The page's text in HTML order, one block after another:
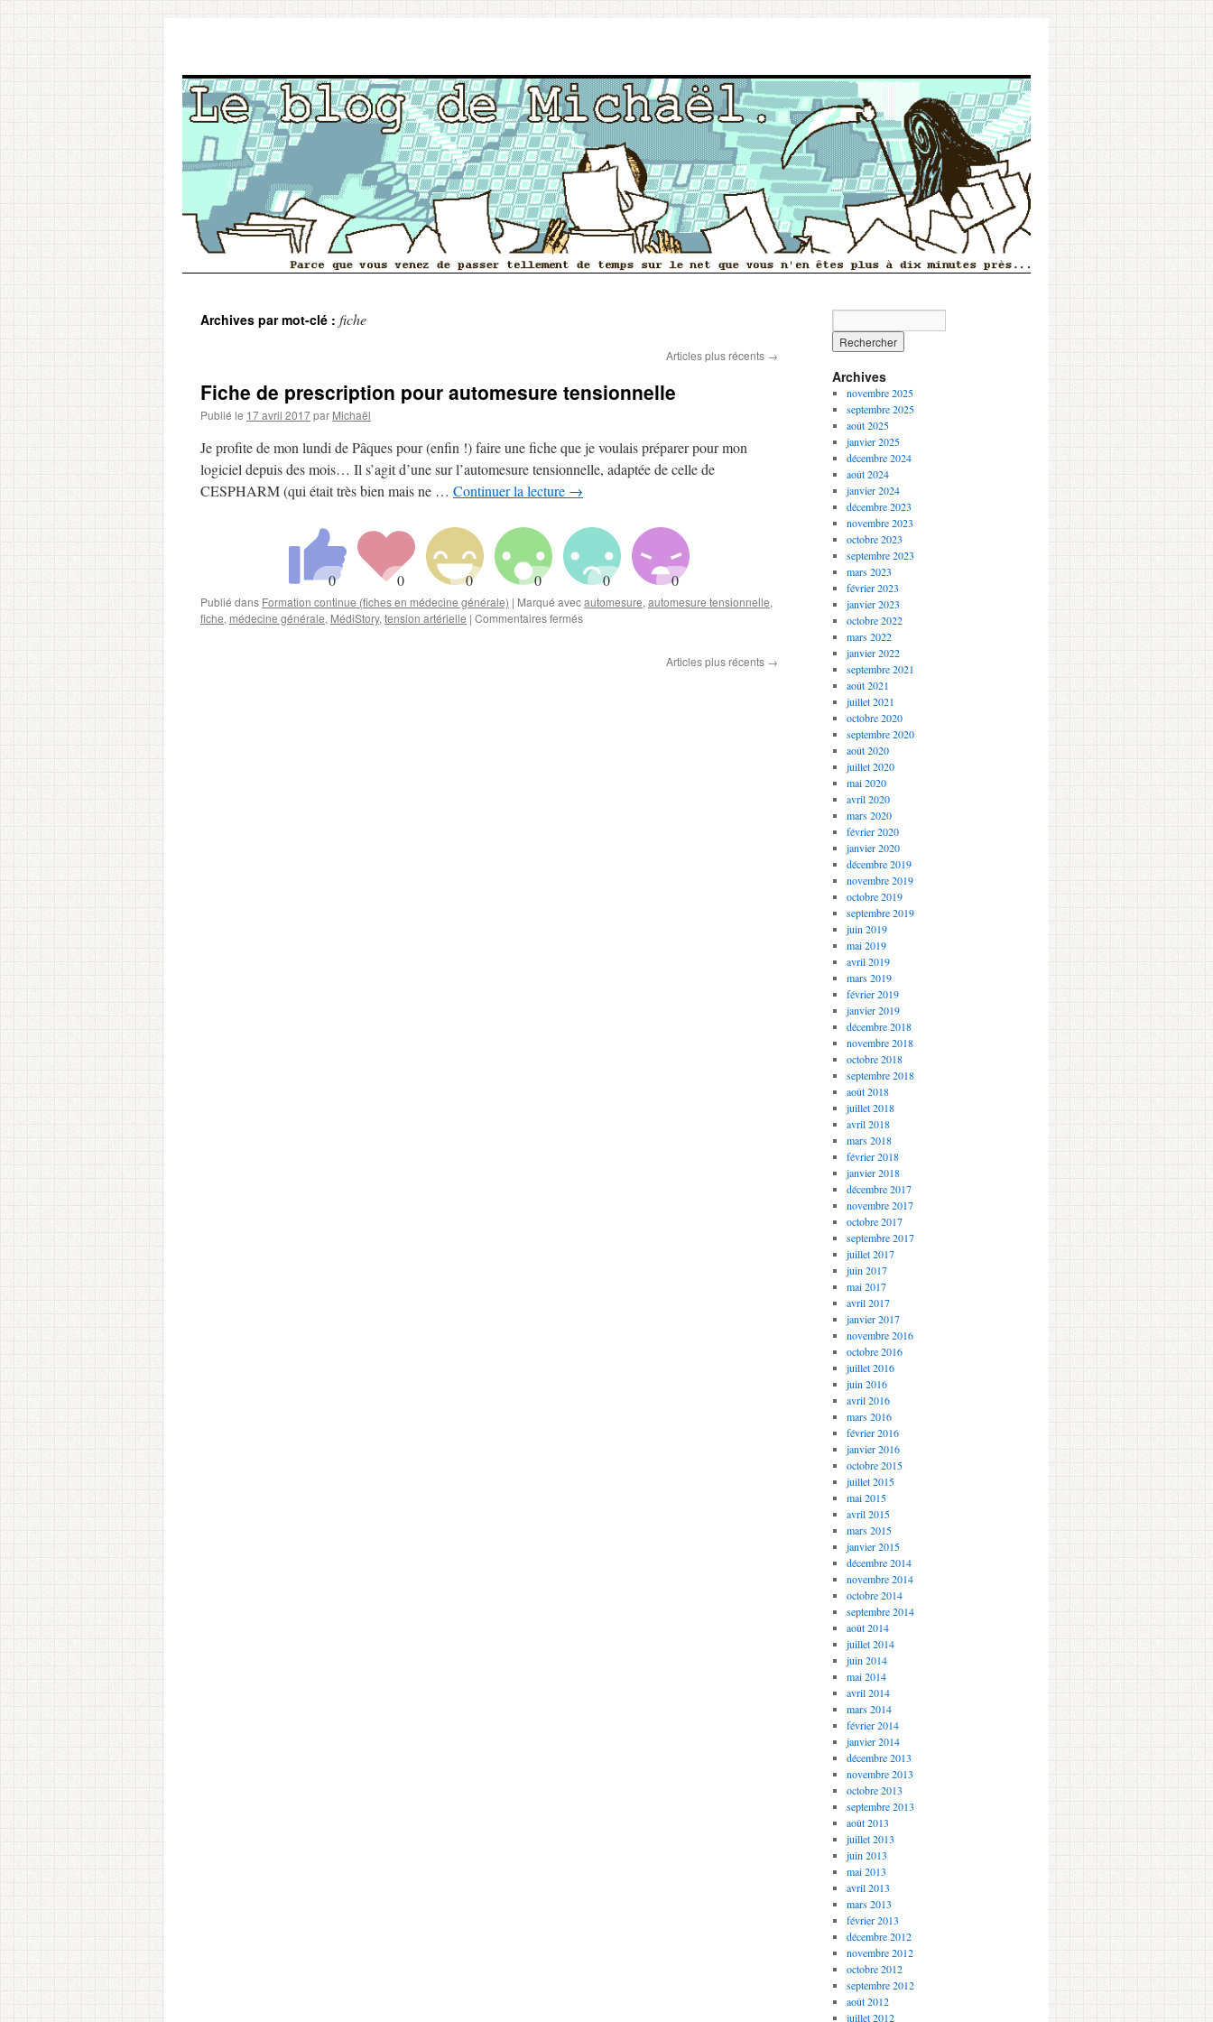
Archives par mot-clé : fiche
Articles plus récents →
Fiche de prescription pour automesure tensionnelle
Publié le 17 avril 2017par Michaël
Je profite de mon lundi de Pâques pour (enfin !) faire une fiche que je voulais préparer pour mon
logiciel depuis des mois… Il s’agit d’une sur l’automesure tensionnelle, adaptée de celle de
CESPHARM (qui était très bien mais ne … Continuer la lecture →
Publié dans Formation continue (fiches en médecine générale) | Marqué avecautomesure, automesure tensionnelle,
fiche, médecine générale, MédiStory, tension artérielle | Commentaires ferméssur
Articles plus récents →
Archives
novembre 2025
septembre 2025
août 2025
janvier 2025
décembre 2024
août 2024
janvier 2024
décembre 2023
novembre 2023
octobre 2023
septembre 2023
mars 2023
février 2023
janvier 2023
octobre 2022
mars 2022
janvier 2022
septembre 2021
août 2021
juillet 2021
octobre 2020
septembre 2020
août 2020
juillet 2020
mai 2020
avril 2020
mars 2020
février 2020
janvier 2020
décembre 2019
novembre 2019
octobre 2019
septembre 2019
juin 2019
mai 2019
avril 2019
mars 2019
février 2019
janvier 2019
décembre 2018
novembre 2018
octobre 2018
septembre 2018
août 2018
juillet 2018
avril 2018
mars 2018
février 2018
janvier 2018
décembre 2017
novembre 2017
octobre 2017
septembre 2017
juillet 2017
juin 2017
mai 2017
avril 2017
janvier 2017
novembre 2016
octobre 2016
juillet 2016
juin 2016
avril 2016
mars 2016
février 2016
janvier 2016
octobre 2015
juillet 2015
mai 2015
avril 2015
mars 2015
janvier 2015
décembre 2014
novembre 2014
octobre 2014
septembre 2014
août 2014
juillet 2014
juin 2014
mai 2014
avril 2014
mars 2014
février 2014
janvier 2014
décembre 2013
novembre 2013
octobre 2013
septembre 2013
août 2013
juillet 2013
juin 2013
mai 2013
avril 2013
mars 2013
février 2013
décembre 2012
novembre 2012
octobre 2012
septembre 2012
août 2012
juillet 2012